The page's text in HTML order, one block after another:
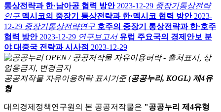
통상전략과 한·남아공 협력 방안 2023-12-29 중장기통상전략
연구 멕시코의 중장기 통상전략과 한·멕시코 협력 방안 2023-
12-29 중장기통상전략연구 호주의 중장기 통상전략과 한·호주
협력 방안 2023-12-29 연구보고서 유럽 주요국의 경제안보 분
야 대중국 전략과 시사점 2023-12-29
공공저작물 자유이용허락 표시기준 (공공누리, KOGL) 제4유
형
대외경제정책연구원의 본 공공저작물은 "공공누리 제4유형